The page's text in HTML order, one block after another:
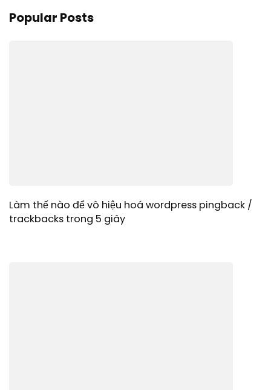
Popular Posts
Làm thế nào để vô hiệu hoá wordpress pingback /
trackbacks trong 5 giây